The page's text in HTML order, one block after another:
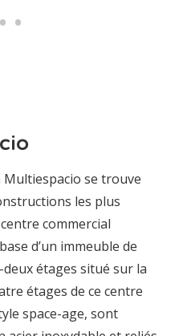
Multiespacio se trouve
les plus
commercial
d’un immeuble de
étages situé sur la
étages de ce centre
space-age, sont